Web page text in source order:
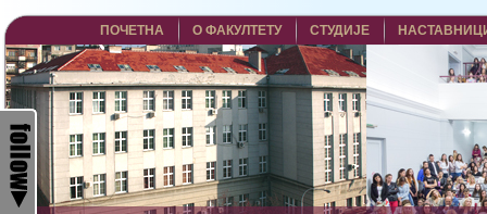
ПОЧЕТНА О ФАКУЛТЕТУ СТУДИЈЕ